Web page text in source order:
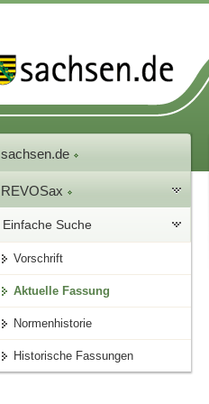
sachsen.de
REVOSax
Einfache Suche
Vorschrift
Aktuelle Fassung
Normenhistorie
Historische Fassungen